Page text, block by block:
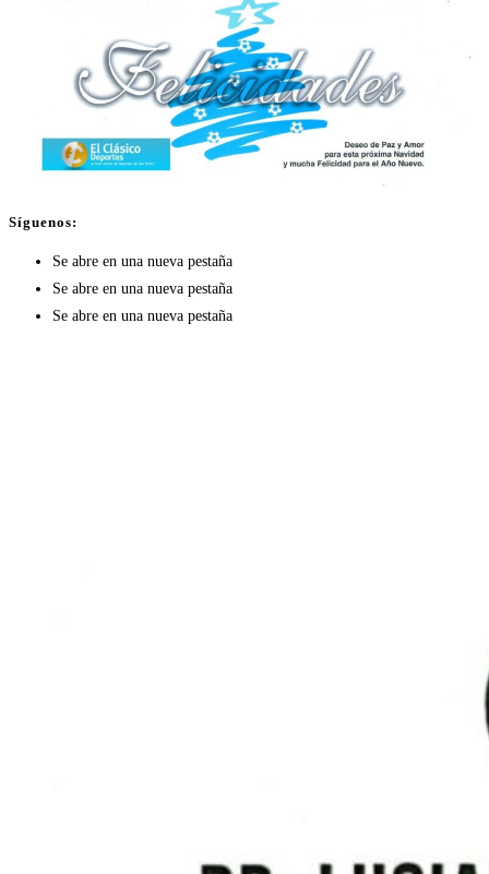
Síguenos:
Se abre en una nueva pestaña
Se abre en una nueva pestaña
Se abre en una nueva pestaña